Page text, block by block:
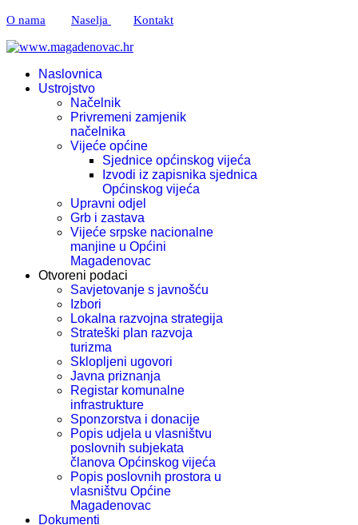
O nama Naselja Kontakt
Naslovnica
Ustrojstvo
Načelnik
Privremeni zamjenik
načelnika
Vijeće općine
Sjednice općinskog vijeća
Izvodi iz zapisnika sjednica
Općinskog vijeća
Upravni odjel
Grb i zastava
Vijeće srpske nacionalne
manjine u Općini
Magadenovac
Otvoreni podaci
Savjetovanje s javnošću
Izbori
Lokalna razvojna strategija
Strateški plan razvoja
turizma
Sklopljeni ugovori
Javna priznanja
Registar komunalne
infrastrukture
Sponzorstva i donacije
Popis udjela u vlasništvu
poslovnih subjekata
članova Općinskog vijeća
Popis poslovnih prostora u
vlasništvu Općine
Magadenovac
Dokumenti